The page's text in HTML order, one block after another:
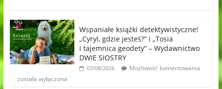
Wspaniałe książki detektywistyczne!
„Cyryl, gdzie jesteś?” i „Tosia
i tajemnica geodety” – Wydawnictwo
DWIE SIOSTRY
03/08/2026
Możliwość komentowania
została wyłączona